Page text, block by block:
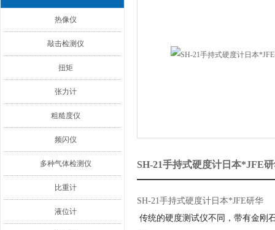
热像仪
敲击检测仪
扭矩
张力计
粗糙度仪
频闪仪
多种气体检测仪
比重计
液位计
SH-21手持式硬度计日本*JFE
SH-21手持式硬度计日本*JFE研华
传统的硬度测试仪不同，带有金刚